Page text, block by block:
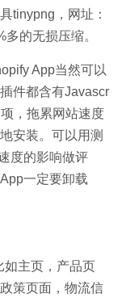
tinypng，网址：
的无损压缩。
App当然可以
件都含有Javascr
，拖累网站速度
安装。可以用测
度的影响做评
一定要卸载
如主页，产品页
策页面，物流信